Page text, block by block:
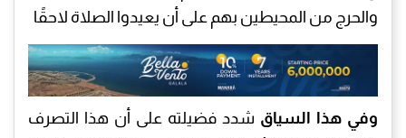
والحرج من المحيطين بهم على أن يعيدوا الصلاة لاحقًا
وفي هذا السياق شدد فضيلته على أن هذا التصرف